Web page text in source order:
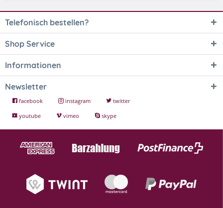
Telefonisch bestellen?
Shop Service
Informationen
Newsletter
facebook instagram
twitter
youtube
vimeo skype